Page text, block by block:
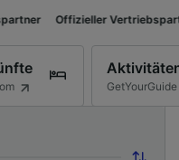
Vertriebspartner
GetYourGuide